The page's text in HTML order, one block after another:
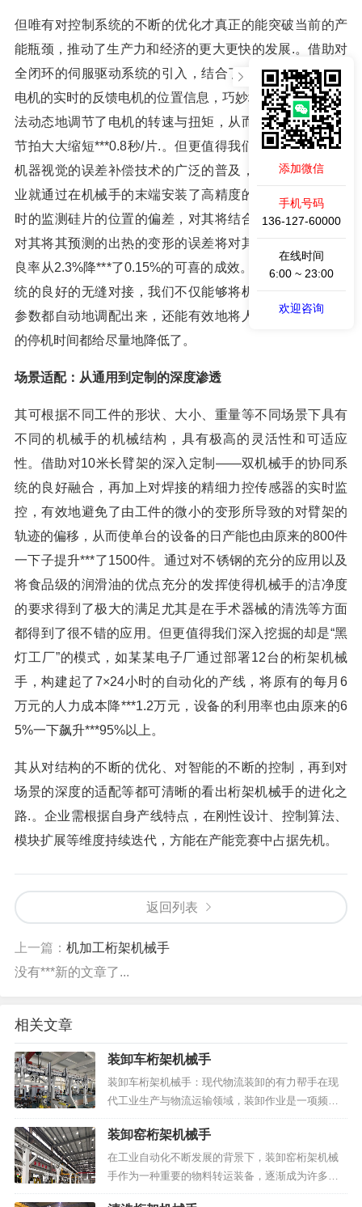
但唯有对控制系统的不断的优化才真正的能突破当前的产
能瓶颈，推动了生产力和经济的更大更快的发展.。借助对
全闭环的伺服驱动系统的引入，结合了确实式的编码器对
电机的实时的反馈电机的位置信息，巧妙地将PID的控制算
法动态地调节了电机的转速与扭矩，从而使电芯的叠片的
节拍大大缩短***0.8秒/片.。但更值得我们关注的却是基于
机器视觉的误差补偿技术的广泛的普及，如某一家光伏企
业就通过在机械手的末端安装了高精度的摄像头，对其实
时的监测硅片的位置的偏差，对其将结合深度的学习模型
对其将其预测的出热的变形的误差将对其将分选环节的不
良率从2.3%降***了0.15%的可喜的成效。依托于与MES系
统的良好的无缝对接，我们不仅能够将机械手的各项工艺
参数都自动地调配出来，还能有效地将人工的干预所导致
的停机时间都给尽量地降低了。
场景适配：从通用到定制的深度渗透
其可根据不同工件的形状、大小、重量等不同场景下具有
不同的机械手的机械结构，具有极高的灵活性和可适应
性。借助对10米长臂架的深入定制——双机械手的协同系
统的良好融合，再加上对焊接的精细力控传感器的实时监
控，有效地避免了由工件的微小的变形所导致的对臂架的
轨迹的偏移，从而使单台的设备的日产能也由原来的800件
一下子提升***了1500件。通过对不锈钢的充分的应用以及
将食品级的润滑油的优点充分的发挥使得机械手的洁净度
的要求得到了极大的满足尤其是在手术器械的清洗等方面
都得到了很不错的应用。但更值得我们深入挖掘的却是“黑
灯工厂”的模式，如某某电子厂通过部署12台的桁架机械
手，构建起了7×24小时的自动化的产线，将原有的每月6
万元的人力成本降***1.2万元，设备的利用率也由原来的6
5%一下飙升***95%以上。
其从对结构的不断的优化、对智能的不断的控制，再到对
场景的深度的适配等都可清晰的看出桁架机械手的进化之
路.。企业需根据自身产线特点，在刚性设计、控制算法、
模块扩展等维度持续迭代，方能在产能竞赛中占据先机。
返回列表
上一篇： 机加工桁架机械手
没有***新的文章了...
相关文章
装卸车桁架机械手
装卸车桁架机械手：现代物流装卸的有力帮手在现
代工业生产与物流运输领域，装卸作业是一项频繁
且劳动量较大的环节。东莞美特推出的装卸车桁架
机械手，为这一环节提供了可行的自动化方案。本
文将介绍该产品的特点、应...
装卸窑桁架机械手
在工业自动化不断发展的背景下，装卸窑桁架机械
手作为一种重要的物料转运装备，逐渐成为许多企
业生产线上的常见设备。东莞美特结合市场需求，
添加微信
手机号码
136-127-60000
在线时间
6:00 ~ 23:00
欢迎咨询